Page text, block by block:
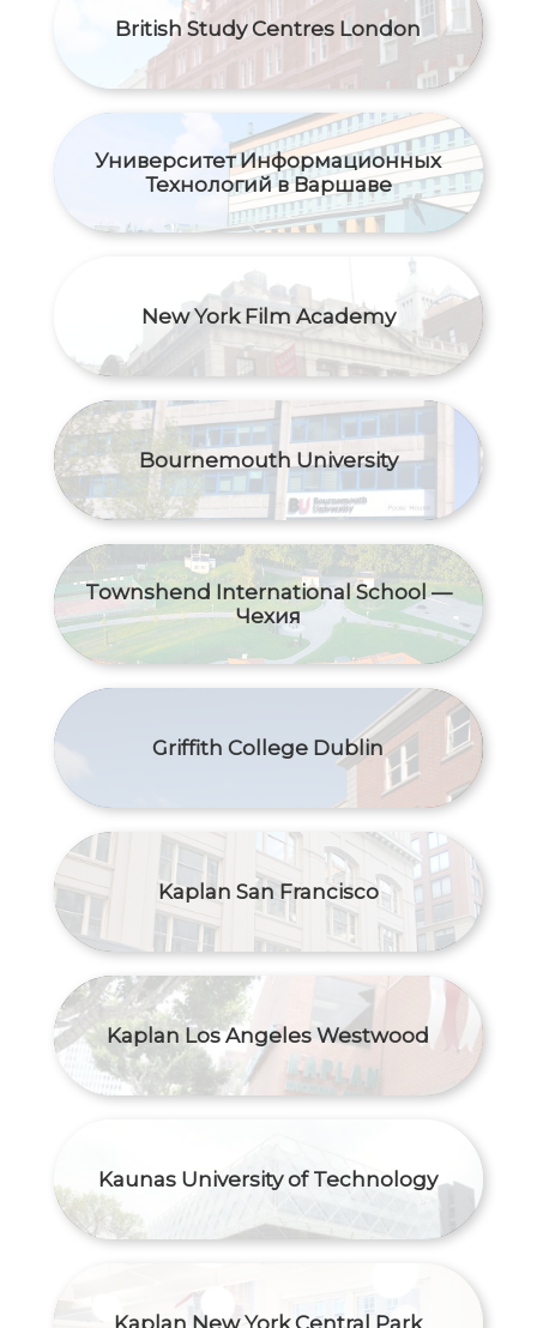
British Study Centres London
Университет Информационных
Технологий в Варшаве
New York Film Academy
Bournemouth University
Townshend International School —
Чехия
Griffith College Dublin
Kaplan San Francisco
Kaplan Los Angeles Westwood
Kaunas University of Technology
Kaplan New York Central Park